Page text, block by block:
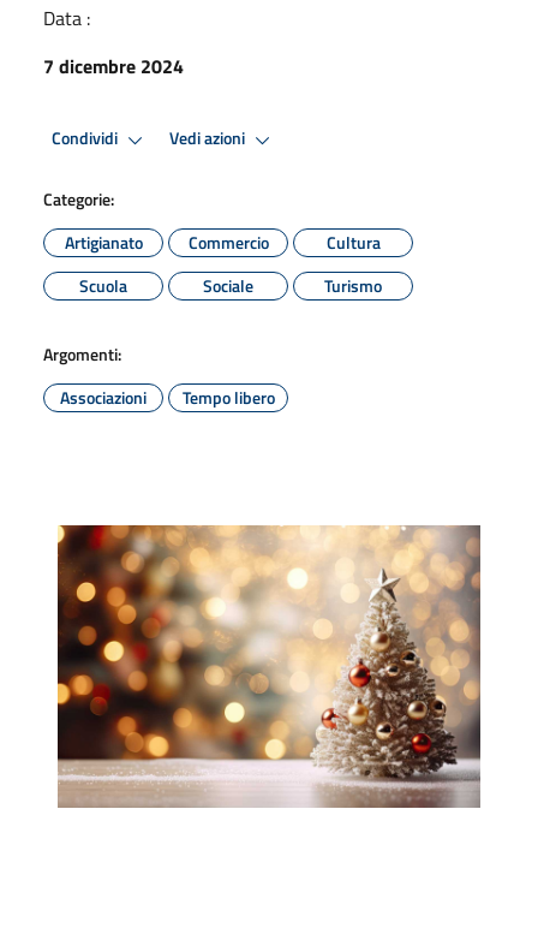
Data :
7 dicembre 2024
Condividi Vedi azioni
Categorie:
Artigianato
Commercio
Cultura
Scuola
Sociale Turismo
Argomenti:
Associazioni
Tempo libero